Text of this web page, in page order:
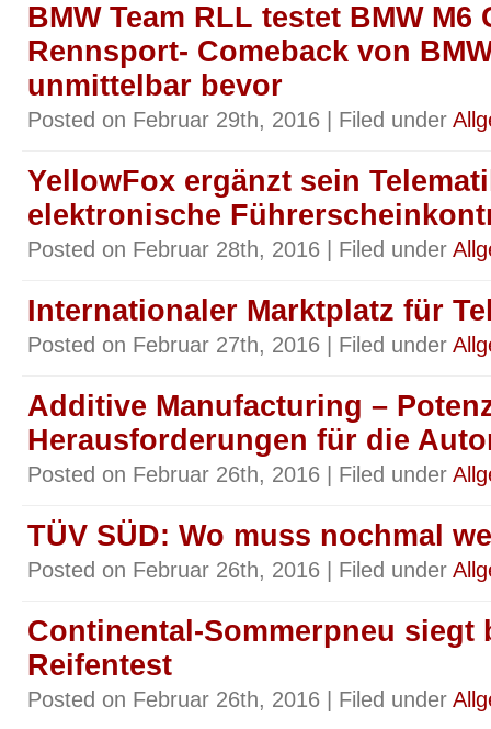
BMW Team RLL testet BMW
Rennsport- Comeback von
unmittelbar bevor
Posted on Februar 29th, 2016 | Filed under
YellowFox ergänzt sein
elektronische
Posted on Februar 28th, 2016 | Filed under
Internationaler Marktplatz für
Posted on Februar 27th, 2016 | Filed under
Additive Manufacturing –
Herausforderungen für die
Posted on Februar 26th, 2016 | Filed under
TÜV SÜD: Wo muss nochmal
Posted on Februar 26th, 2016 | Filed under
Continental-Sommerpneu siegt
Reifentest
Posted on Februar 26th, 2016 | Filed under